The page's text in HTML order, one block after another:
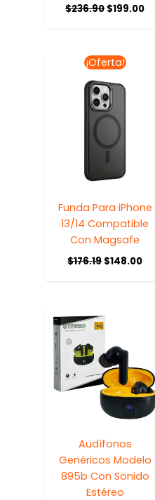
$236.90$199.00
¡Oferta!
Funda Para iPhone
13/14 Compatible
Con Magsafe
$176.19
El
precio
original
era:
$176.19.
$148.00
Audífonos
Genéricos Modelo
895b Con Sonido
Estéreo